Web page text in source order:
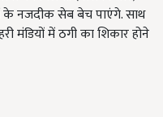
नजदीक सेब बेच पाएंगे. साथ
मंडियों में ठगी का शिकार होने